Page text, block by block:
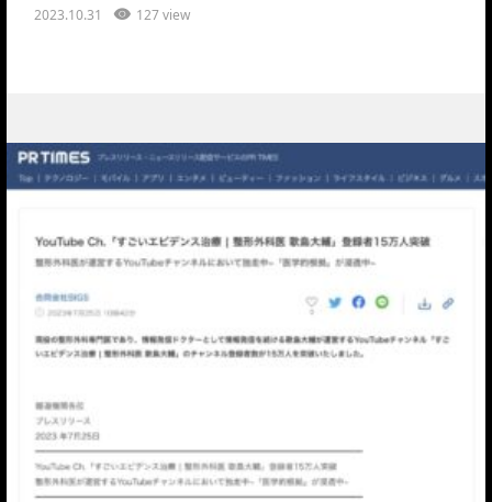
2023.10.31 127 view